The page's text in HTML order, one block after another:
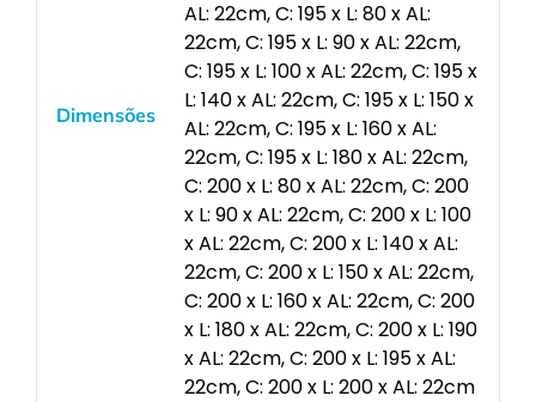
Dimensões
AL: 22cm, C: 195 x L: 80 x AL:
22cm, C: 195 x L: 90 x AL: 22cm,
C: 195 x L: 100 x AL: 22cm, C: 195 x
L: 140 x AL: 22cm, C: 195 x L: 150 x
AL: 22cm, C: 195 x L: 160 x AL:
22cm, C: 195 x L: 180 x AL: 22cm,
C: 200 x L: 80 x AL: 22cm, C: 200
x L: 90 x AL: 22cm, C: 200 x L: 100
x AL: 22cm, C: 200 x L: 140 x AL:
22cm, C: 200 x L: 150 x AL: 22cm,
C: 200 x L: 160 x AL: 22cm, C: 200
x L: 180 x AL: 22cm, C: 200 x L: 190
x AL: 22cm, C: 200 x L: 195 x AL:
22cm, C: 200 x L: 200 x AL: 22cm